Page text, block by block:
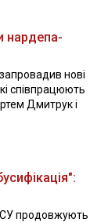
нардепа-
нові
співпрацюють
Дмитрук і
продовжують